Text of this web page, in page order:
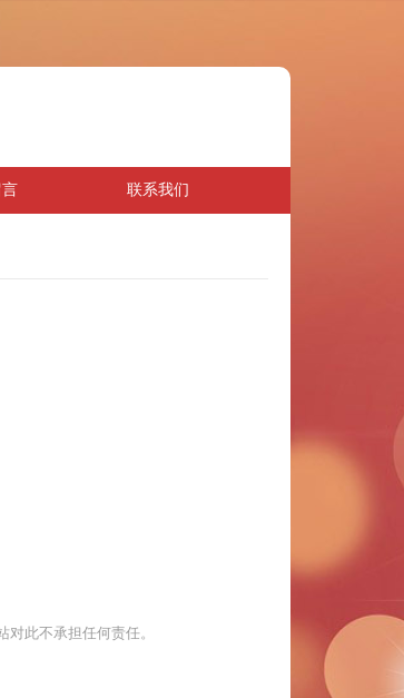
联系我们
此不承担任何责任。